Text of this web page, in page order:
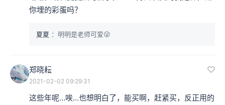
你埋的彩蛋吗？
夏夏 ：明明是老师可爱😜
郑晓耘
2021-02-02 09:29:31
这些年呢…唉…也想明白了，能买啊，赶紧买，反正用的